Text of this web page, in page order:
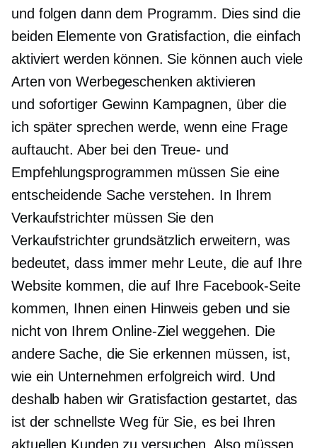
und folgen dann dem Programm. Dies sind die
beiden Elemente von Gratisfaction, die einfach
aktiviert werden können. Sie können auch viele
Arten von Werbegeschenken aktivieren
und sofortiger Gewinn Kampagnen, über die
ich später sprechen werde, wenn eine Frage
auftaucht. Aber bei den Treue- und
Empfehlungsprogrammen müssen Sie eine
entscheidende Sache verstehen. In Ihrem
Verkaufstrichter müssen Sie den
Verkaufstrichter grundsätzlich erweitern, was
bedeutet, dass immer mehr Leute, die auf Ihre
Website kommen, die auf Ihre Facebook-Seite
kommen, Ihnen einen Hinweis geben und sie
nicht von Ihrem Online-Ziel weggehen. Die
andere Sache, die Sie erkennen müssen, ist,
wie ein Unternehmen erfolgreich wird. Und
deshalb haben wir Gratisfaction gestartet, das
ist der schnellste Weg für Sie, es bei Ihren
aktuellen Kunden zu versuchen. Also müssen